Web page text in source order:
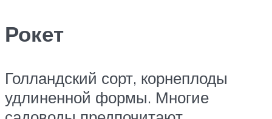
Рокет
Голландский сорт, корнеплоды
удлиненной формы. Многие